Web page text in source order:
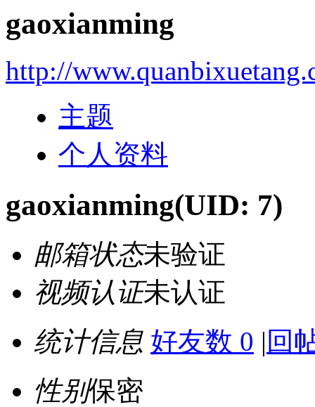
gaoxianming
http://
主题
个人资料
gaoxianming(UID: 7)
邮箱状态未验证
视频认证未认证
统计信息 好友数 0 | 回
性别保密